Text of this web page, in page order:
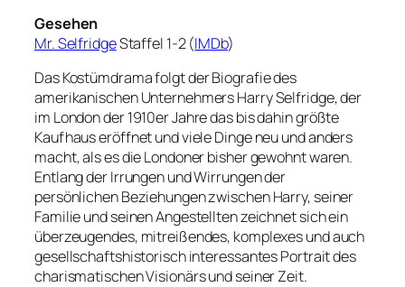
Gesehen
Mr. SelfridgeStaffel 1-2 (IMDb)
Das Kostümdrama folgt der Biografie des
amerikanischen Unternehmers Harry Selfridge, der
im London der 1910er Jahre das bis dahin größte
Kaufhaus eröffnet und viele Dinge neu und anders
macht, als es die Londoner bisher gewohnt waren.
Entlang der Irrungen und Wirrungen der
persönlichen Beziehungen zwischen Harry, seiner
Familie und seinen Angestellten zeichnet sich ein
überzeugendes, mitreißendes, komplexes und auch
gesellschaftshistorisch interessantes Portrait des
charismatischen Visionärs und seiner Zeit.